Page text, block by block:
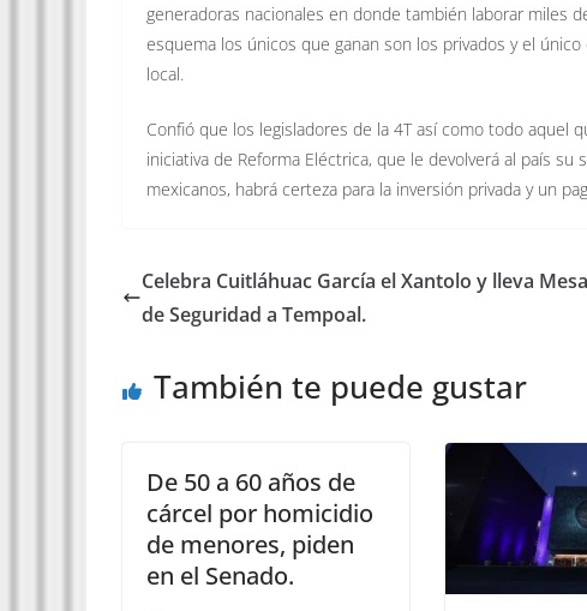
generadoras nacionales en donde también laborar miles
esquema los únicos que ganan son los privados y el
local.
Confió que los legisladores de la 4T así como todo aquel
iniciativa de Reforma Eléctrica, que le devolverá al país
mexicanos, habrá certeza para la inversión privada y un
Celebra Cuitláhuac García el Xantolo y lleva Mesa
de Seguridad a Tempoal.
También te puede gustar
De 50 a 60 años de
cárcel por homicidio
de menores, piden
en el Senado.